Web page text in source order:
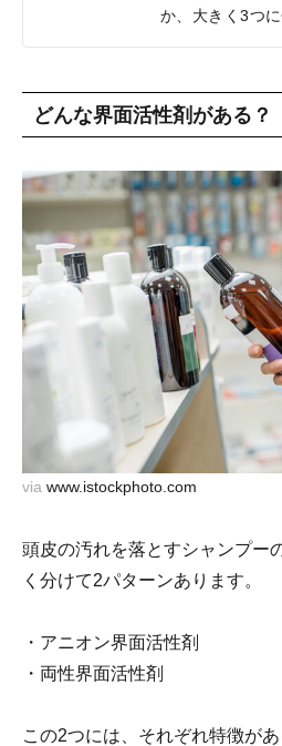
か、大きく3つ
どんな界面活性剤がある？
via www.istockphoto.com
頭皮の汚れを落とすシャンプー
く分けて2パターンあります。
・アニオン界面活性剤
・両性界面活性剤
この2つには、それぞれ特徴が